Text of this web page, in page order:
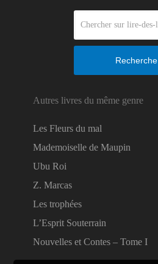
Recherche
Autres livres du même genre
Les Fleurs du mal
Mademoiselle de Maupin
Ubu Roi
Z. Marcas
Les trophées
L’Esprit Souterrain
Nouvelles et Contes – Tome I